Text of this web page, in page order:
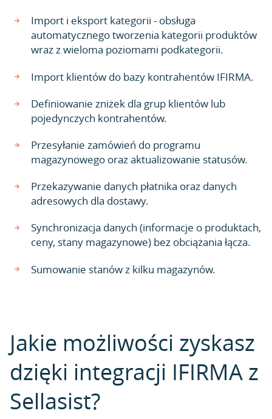
Import i eksport kategorii - obsługa
automatycznego tworzenia kategorii produktów
wraz z wieloma poziomami podkategorii.
Import klientów do bazy kontrahentów IFIRMA.
Definiowanie zniżek dla grup klientów lub
pojedynczych kontrahentów.
Przesyłanie zamówień do programu
magazynowego oraz aktualizowanie statusów.
Przekazywanie danych płatnika oraz danych
adresowych dla dostawy.
Synchronizacja danych (informacje o produktach,
ceny, stany magazynowe) bez obciążania łącza.
Sumowanie stanów z kilku magazynów.
Jakie możliwości zyskasz
dzięki integracji IFIRMA z
Sellasist?